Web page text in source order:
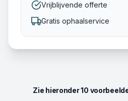
Vrijblijvende offerte
Gratis ophaalservice
Zie hieronder 10